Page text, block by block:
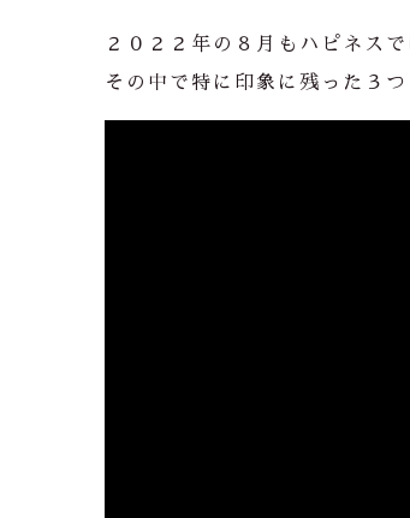
２０２２年の８月もハピネス
その中で特に印象に残った３